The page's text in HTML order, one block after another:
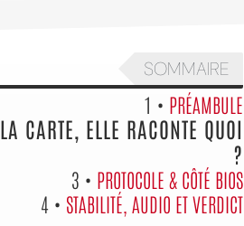
SOMMAIRE
1 • PRÉAMBULE
LA CARTE, ELLE RACONTE QUOI
?
3 • PROTOCOLE & CÔTÉ BIOS
4 • STABILITÉ, AUDIO ET VERDICT